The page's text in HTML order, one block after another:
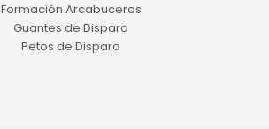
Formación Arcabuceros
Guantes de Disparo
Petos de Disparo